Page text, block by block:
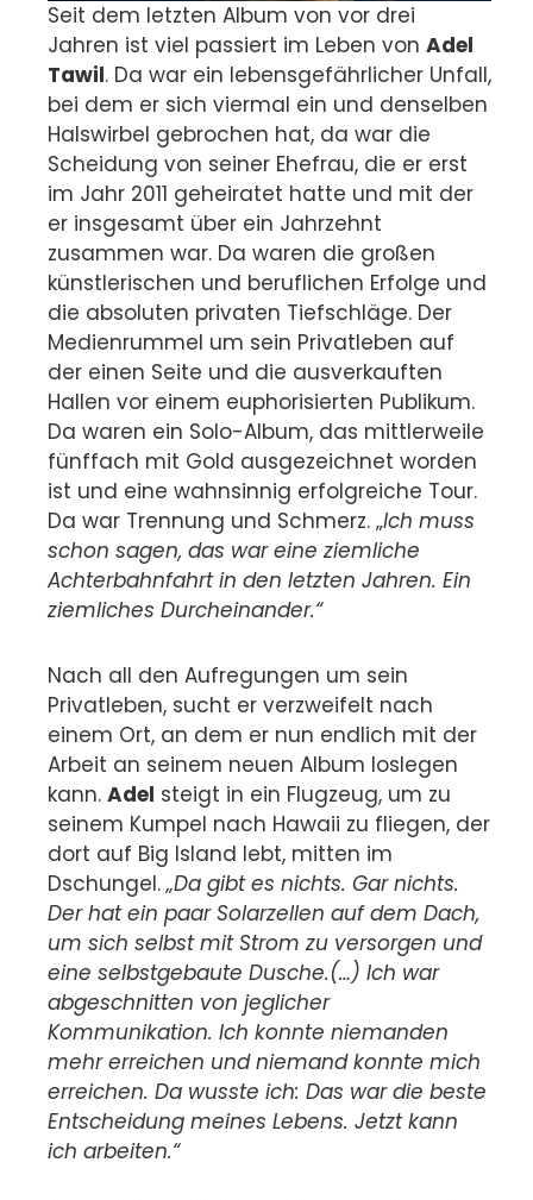
Seit dem letzten Album von vor drei
Jahren ist viel passiert im Leben von Adel
Tawil. Da war ein lebensgefährlicher Unfall,
bei dem er sich viermal ein und denselben
Halswirbel gebrochen hat, da war die
Scheidung von seiner Ehefrau, die er erst
im Jahr 2011 geheiratet hatte und mit der
er insgesamt über ein Jahrzehnt
zusammen war. Da waren die großen
künstlerischen und beruflichen Erfolge und
die absoluten privaten Tiefschläge. Der
Medienrummel um sein Privatleben auf
der einen Seite und die ausverkauften
Hallen vor einem euphorisierten Publikum.
Da waren ein Solo-Album, das mittlerweile
fünffach mit Gold ausgezeichnet worden
ist und eine wahnsinnig erfolgreiche Tour.
Da war Trennung und Schmerz. „Ich muss
schon sagen, das war eine ziemliche
Achterbahnfahrt in den letzten Jahren. Ein
ziemliches Durcheinander.“
Nach all den Aufregungen um sein
Privatleben, sucht er verzweifelt nach
einem Ort, an dem er nun endlich mit der
Arbeit an seinem neuen Album loslegen
kann. Adel steigt in ein Flugzeug, um zu
seinem Kumpel nach Hawaii zu fliegen, der
dort auf Big Island lebt, mitten im
Dschungel.„Da gibt es nichts. Gar nichts.
Der hat ein paar Solarzellen auf dem Dach,
um sich selbst mit Strom zu versorgen und
eine selbstgebaute Dusche.(…) Ich war
abgeschnitten von jeglicher
Kommunikation. Ich konnte niemanden
mehr erreichen und niemand konnte mich
erreichen. Da wusste ich: Das war die beste
Entscheidung meines Lebens. Jetzt kann
ich arbeiten.“